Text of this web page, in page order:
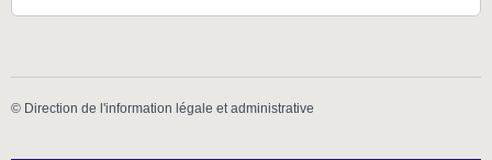
© Direction de l'information légale et administrative